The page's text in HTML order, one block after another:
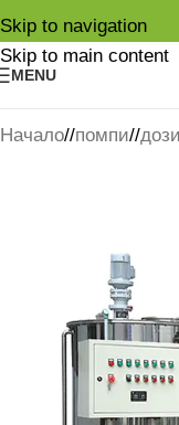
Skip to navigation
Skip to main content
MENU
Начало/ помпи/